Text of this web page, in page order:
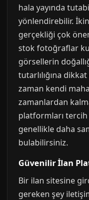
hala yayında
yönlendirebilir.
gerçekliği çok
stok fotoğraflar
görsellerin
tutarlılığına
zaman kendi
zamanlardan
platformları
genellikle daha
bulabilirsiniz.
Güvenilir İlan
Bir ilan sitesine
gereken şey